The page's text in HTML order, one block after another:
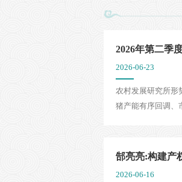
2026年第二季
2026-06-23
农村发展研究所形
猪产能有序回调、
郜亮亮:构建产
2026-06-16